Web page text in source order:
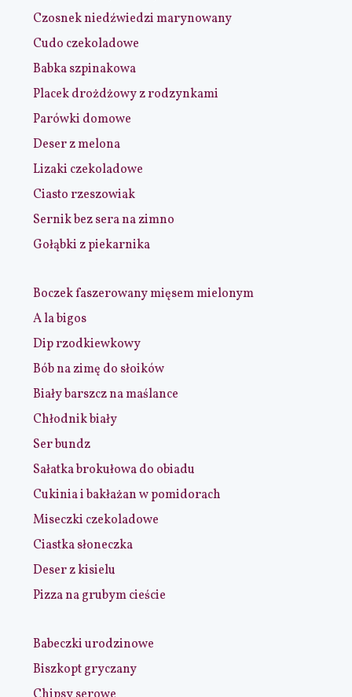
Czosnek niedźwiedzi marynowany
Cudo czekoladowe
Babka szpinakowa
Placek drożdżowy z rodzynkami
Parówki domowe
Deser z melona
Lizaki czekoladowe
Ciasto rzeszowiak
Sernik bez sera na zimno
Gołąbki z piekarnika
Boczek faszerowany mięsem mielonym
A la bigos
Dip rzodkiewkowy
Bób na zimę do słoików
Biały barszcz na maślance
Chłodnik biały
Ser bundz
Sałatka brokułowa do obiadu
Cukinia i bakłażan w pomidorach
Miseczki czekoladowe
Ciastka słoneczka
Deser z kisielu
Pizza na grubym cieście
Babeczki urodzinowe
Biszkopt gryczany